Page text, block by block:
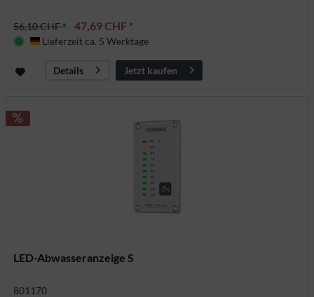
56,10 CHF * 47,69 CHF *
Deutschland
Lieferzeit ca. 5 Werktage
Details Jetzt kaufen
LED-Abwasseranzeige S
801170